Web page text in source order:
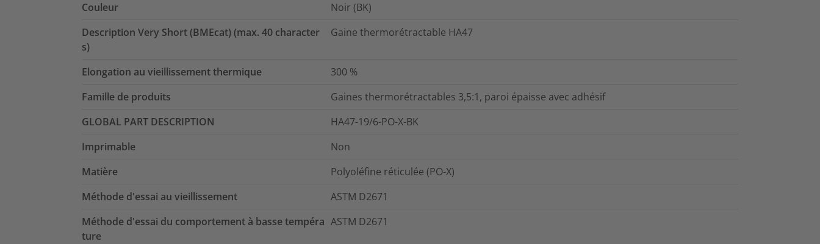
Couleur
Noir (BK)
Description Very Short (BMEcat) (max. 40 character
s)
Gaine thermorétractable HA47
Elongation au vieillissement thermique 300 %
Famille de produits
Gaines thermorétractables 3,5:1, paroi épaisse avec adhésif
GLOBAL PART DESCRIPTION
HA47-19/6-PO-X-BK
Imprimable
Non
Matière
Polyoléfine réticulée (PO-X)
Méthode d'essai au vieillissement
ASTM D2671
Méthode d'essai du comportement à basse tempéra
ture
ASTM D2671